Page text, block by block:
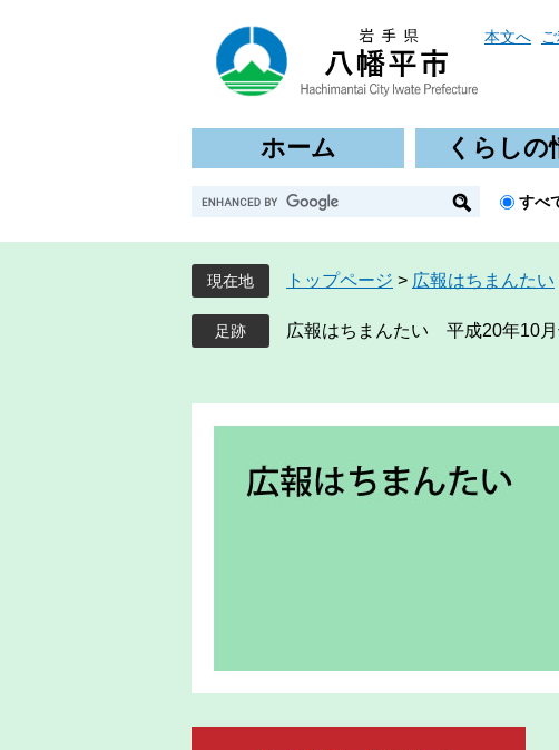
本文へ
ホーム くらしの
G
o
g
l
e
カ
すべ
現在地 トップページ > 広報はちまんたい
広報はちまんたい 平成20年10月